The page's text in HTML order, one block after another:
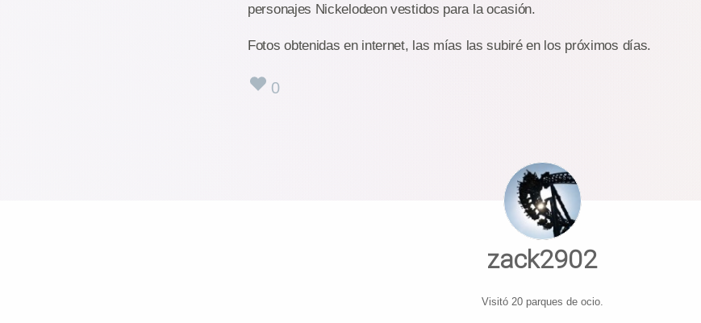
personajes Nickelodeon vestidos para la ocasión.
Fotos obtenidas en internet, las mías las subiré en los próximos días.
0
zack2902
Visitó 20 parques de ocio.